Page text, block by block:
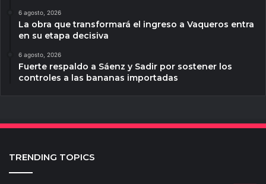
6 agosto, 2026
La obra que transformará el ingreso a Vaqueros entra
en su etapa decisiva
6 agosto, 2026
Fuerte respaldo a Sáenz y Sadir por sostener los
controles a las bananas importadas
TRENDING TOPICS